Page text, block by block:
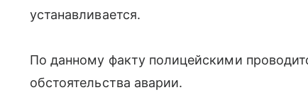
устанавливается.
По данному факту полицейскими
обстоятельства аварии.